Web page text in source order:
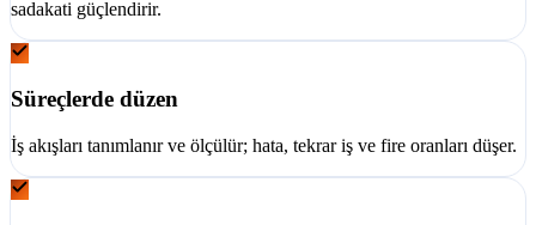
sadakati güçlendirir.
Süreçlerde düzen
İş akışları tanımlanır ve ölçülür; hata, tekrar iş ve fire oranları düşer.